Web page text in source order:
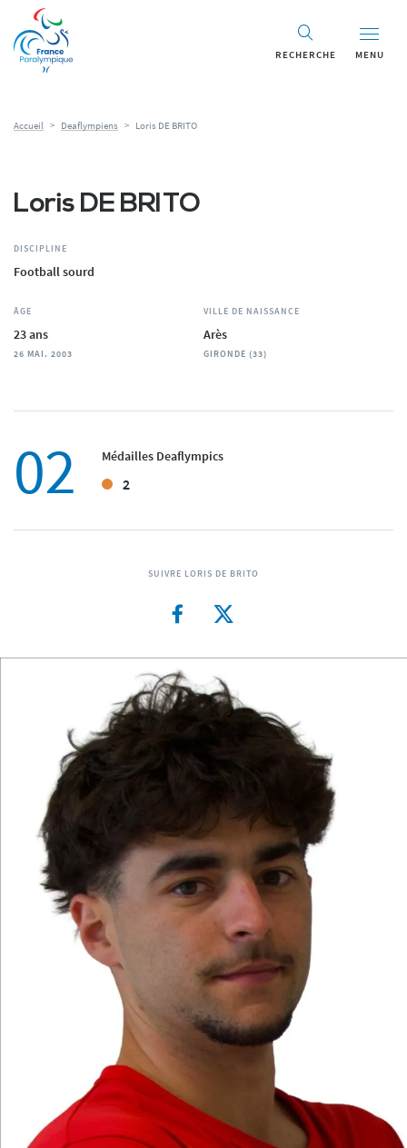
RECHERCHE MENU
Accueil > Deaflympiens > Loris DE BRITO
Loris DE BRITO
DISCIPLINE
Football sourd
ÂGE
23 ans
26 MAI. 2003
VILLE DE NAISSANCE
Arès
GIRONDE (33)
02 Médailles Deaflympics
2
SUIVRE LORIS DE BRITO
Panneau de gestion des cookies